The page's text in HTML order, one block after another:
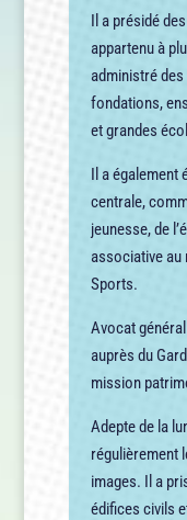
Il a présidé
appartenu à
administré
fondations,
et grandes
Il a également
centrale,
jeunesse, de
associative au
Sports.
Avocat
auprès du
mission
Adepte de la
régulièrement
images. Il a
édifices civils